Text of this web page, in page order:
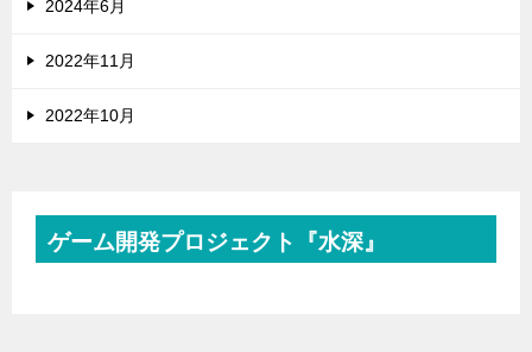
2024年6月
2022年11月
2022年10月
ゲーム開発プロジェクト『水深』